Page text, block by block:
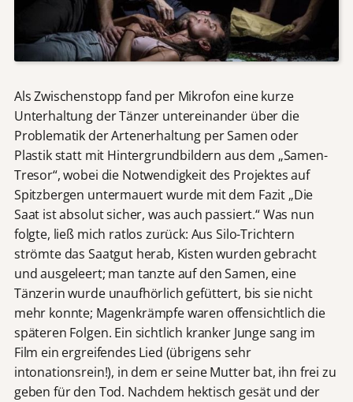
Als Zwischenstopp fand per Mikrofon eine kurze
Unterhaltung der Tänzer untereinander über die
Problematik der Artenerhaltung per Samen oder
Plastik statt mit Hintergrundbildern aus dem „Samen-
Tresor“, wobei die Notwendigkeit des Projektes auf
Spitzbergen untermauert wurde mit dem Fazit „Die
Saat ist absolut sicher, was auch passiert.“ Was nun
folgte, ließ mich ratlos zurück: Aus Silo-Trichtern
strömte das Saatgut herab, Kisten wurden gebracht
und ausgeleert; man tanzte auf den Samen, eine
Tänzerin wurde unaufhörlich gefüttert, bis sie nicht
mehr konnte; Magenkrämpfe waren offensichtlich die
späteren Folgen. Ein sichtlich kranker Junge sang im
Film ein ergreifendes Lied (übrigens sehr
intonationsrein!), in dem er seine Mutter bat, ihn frei zu
geben für den Tod. Nachdem hektisch gesät und der